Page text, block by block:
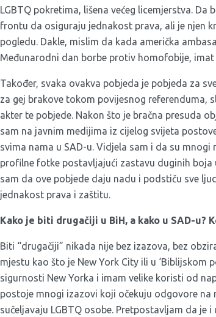
LGBTQ pokretima, lišena većeg licemjerstva.
frontu da osiguraju jednakost prava, ali je njen
pogledu. Dakle, mislim da kada američka
Međunarodni dan borbe protiv homofobije,
Također, svaka ovakva pobjeda je pobjeda za
za gej brakove tokom povijesnog referenduma,
akter te pobjede. Nakon što je bračna presuda
sam na javnim medijima iz cijelog svijeta
svima nama u SAD-u. Vidjela sam i da su
profilne fotke postavljajući zastavu duginih boja
sam da ove pobjede daju nadu i podstiču sve
jednakost prava i zaštitu.
Kako je biti drugačiji u BiH, a kako u SAD-u?
Biti “drugačiji” nikada nije bez izazova, bez
mjestu kao što je New York City ili u ‘Biblijskom
sigurnosti New Yorka i imam velike koristi od
postoje mnogi izazovi koji očekuju odgovore
sučeljavaju LGBTQ osobe. Pretpostavljam da je